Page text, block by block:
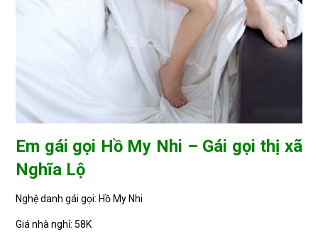
Em gái gọi Hồ My Nhi – Gái gọi thị xã
Nghĩa Lộ
Nghệ danh gái gọi: Hồ My Nhi
Giá nhà nghỉ: 58K